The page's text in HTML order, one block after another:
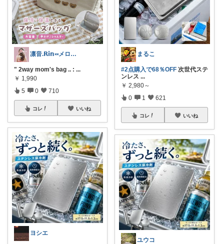
凛音.𝗥𝗶𝗻༝༝メロウな暮らし🧸
" 2way mom's bag .. : ...
￥ 1,990
5 0 710
コレ いいね
ヨシエ
まるこ
#2点購入で68％OFF 次世代ステ
ンレス ...
￥ 2,980～
0 1 621
コレ いいね
ユウコ